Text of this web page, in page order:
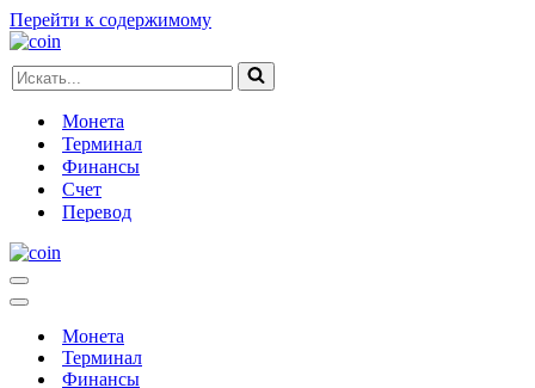
Перейти к содержимому
Искать...
Монета
Терминал
Финансы
Счет
Перевод
Меню
навигации
Меню
навигацииМонета
Терминал
Финансы